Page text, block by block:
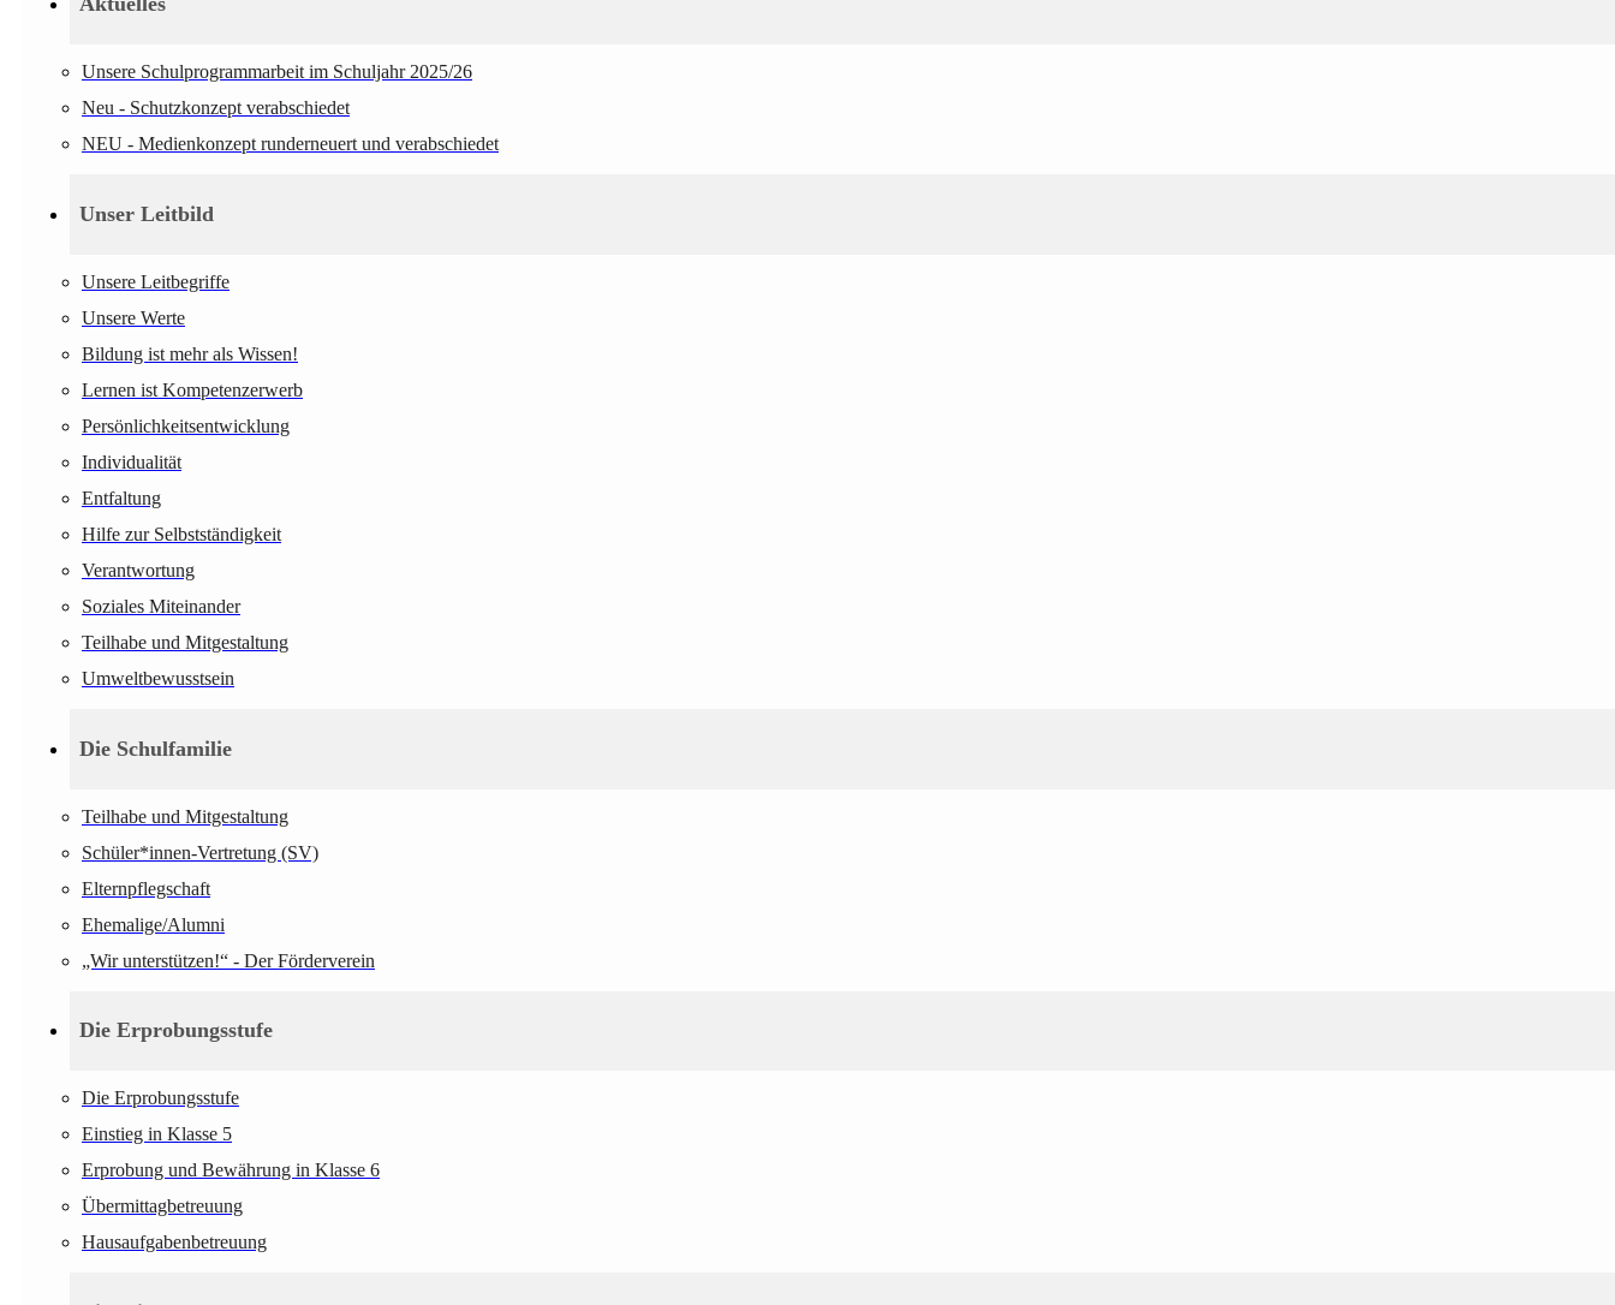
Unsere Schulprogrammarbeit im Schuljahr 2025/26
Neu - Schutzkonzept verabschiedet
NEU - Medienkonzept runderneuert und verabschiedet
Unser Leitbild
Unsere Leitbegriffe
Unsere Werte
Bildung ist mehr als Wissen!
Lernen ist Kompetenzerwerb
Persönlichkeitsentwicklung
Individualität
Entfaltung
Hilfe zur Selbstständigkeit
Verantwortung
Soziales Miteinander
Teilhabe und Mitgestaltung
Umweltbewusstsein
Die Schulfamilie
Teilhabe und Mitgestaltung
Schüler*innen-Vertretung (SV)
Elternpflegschaft
Ehemalige/Alumni
„Wir unterstützen!“ - Der Förderverein
Die Erprobungsstufe
Die Erprobungsstufe
Einstieg in Klasse 5
Erprobung und Bewährung in Klasse 6
Übermittagbetreuung
Hausaufgabenbetreuung